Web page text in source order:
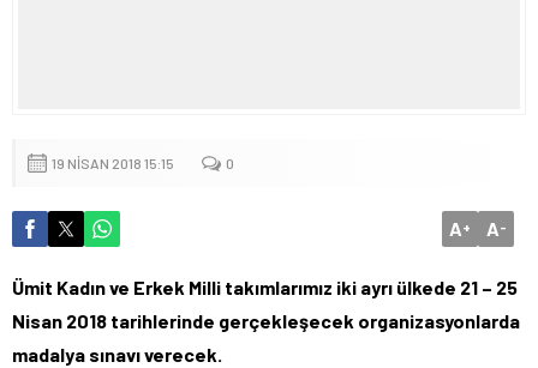
19 NISAN 2018 15:15 0
A+ A-
Ümit Kadın ve Erkek Milli takımlarımız iki ayrı ülkede 21 – 25
Nisan 2018 tarihlerinde gerçekleşecek organizasyonlarda
madalya sınavı verecek.